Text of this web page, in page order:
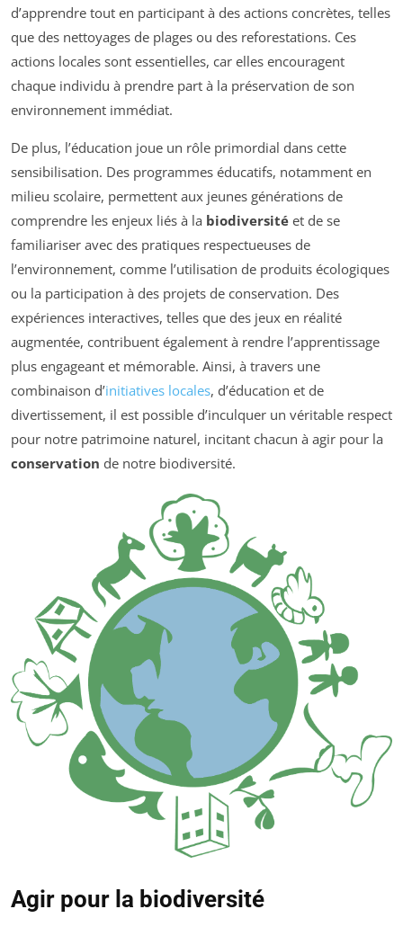
d’apprendre tout en participant à des actions concrètes, telles
que des nettoyages de plages ou des reforestations. Ces
actions locales sont essentielles, car elles encouragent
chaque individu à prendre part à la préservation de son
environnement immédiat.
De plus, l’éducation joue un rôle primordial dans cette
sensibilisation. Des programmes éducatifs, notamment en
milieu scolaire, permettent aux jeunes générations de
comprendre les enjeux liés à la biodiversité et de se
familiariser avec des pratiques respectueuses de
l’environnement, comme l’utilisation de produits écologiques
ou la participation à des projets de conservation. Des
expériences interactives, telles que des jeux en réalité
augmentée, contribuent également à rendre l’apprentissage
plus engageant et mémorable. Ainsi, à travers une
combinaison d’initiatives locales, d’éducation et de
divertissement, il est possible d’inculquer un véritable respect
pour notre patrimoine naturel, incitant chacun à agir pour la
conservation de notre biodiversité.
Agir pour la biodiversité